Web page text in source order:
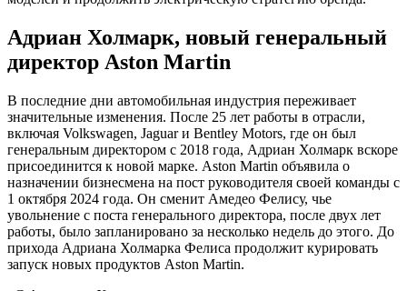
Адриан Холмарк, новый генеральный
директор Aston Martin
В последние дни автомобильная индустрия переживает
значительные изменения. После 25 лет работы в отрасли,
включая Volkswagen, Jaguar и Bentley Motors, где он был
генеральным директором с 2018 года, Адриан Холмарк вскоре
присоединится к новой марке. Aston Martin объявила о
назначении бизнесмена на пост руководителя своей команды с
1 октября 2024 года. Он сменит Амедео Фелису, чье
увольнение с поста генерального директора, после двух лет
работы, было запланировано за несколько недель до этого. До
прихода Адриана Холмарка Фелиса продолжит курировать
запуск новых продуктов Aston Martin.